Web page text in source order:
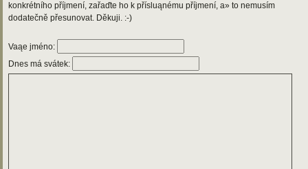
konkrétního příjmení, zařaďte ho k přísluąnému příjmení, a» to nemusím
dodatečně přesunovat. Děkuji. :-)
Vaąe jméno:
Dnes má svátek: